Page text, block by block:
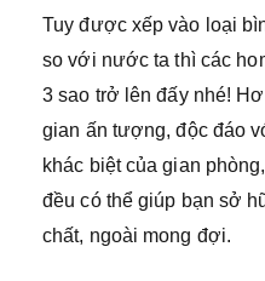
Tuy được xếp vào loại
so với nước ta thì các
3 sao trở lên đấy nhé!
gian ấn tượng, độc đáo
khác biệt của gian
đều có thể giúp bạn sở
chất, ngoài mong đợi.